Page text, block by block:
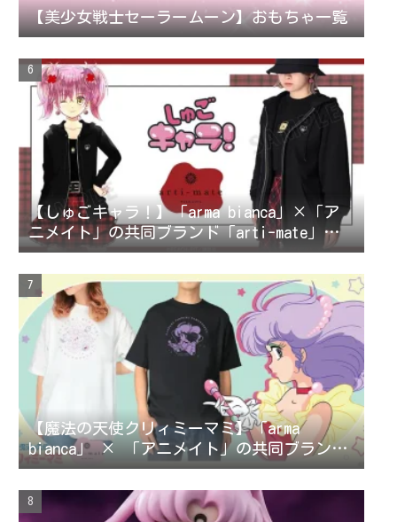
【美少女戦士セーラームーン】おもちゃ一覧
【しゅごキャラ！】「arma bianca」×「ア
ニメイト」の共同ブランド「arti-mate」に
よるオリジナルアパレル、雑貨の販売が決
定！
【魔法の天使クリィミーマミ】「arma
bianca」 × 「アニメイト」の共同ブランド
「arti-mate」によるオリジナルアパレル、
雑貨の販売が決定！